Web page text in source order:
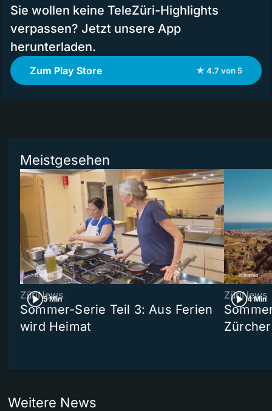
Sie wollen keine TeleZüri-Highlights
verpassen? Jetzt unsere App
herunterladen.
Zum Play Store ★ 4.7 von 5
Meistgesehen
5 Min
ZüriNews
Sommer-Serie Teil 3: Aus Ferien
wird Heimat
4 Min
ZüriNews
Weitere News